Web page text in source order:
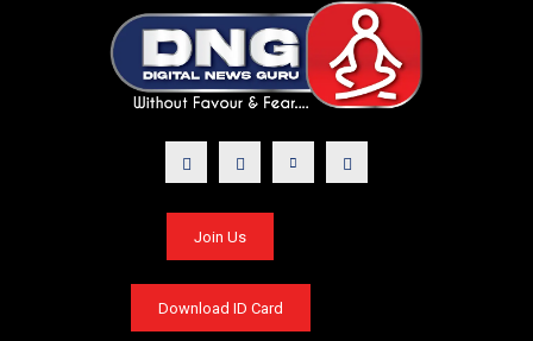
Join Us
Download ID Card